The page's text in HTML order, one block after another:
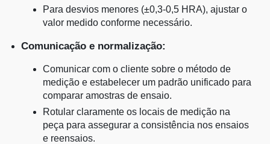
Para desvios menores (±0,3-0,5 HRA), ajustar o
valor medido conforme necessário.
Comunicação e normalização:
Comunicar com o cliente sobre o método de
medição e estabelecer um padrão unificado para
comparar amostras de ensaio.
Rotular claramente os locais de medição na
peça para assegurar a consistência nos ensaios
e reensaios.